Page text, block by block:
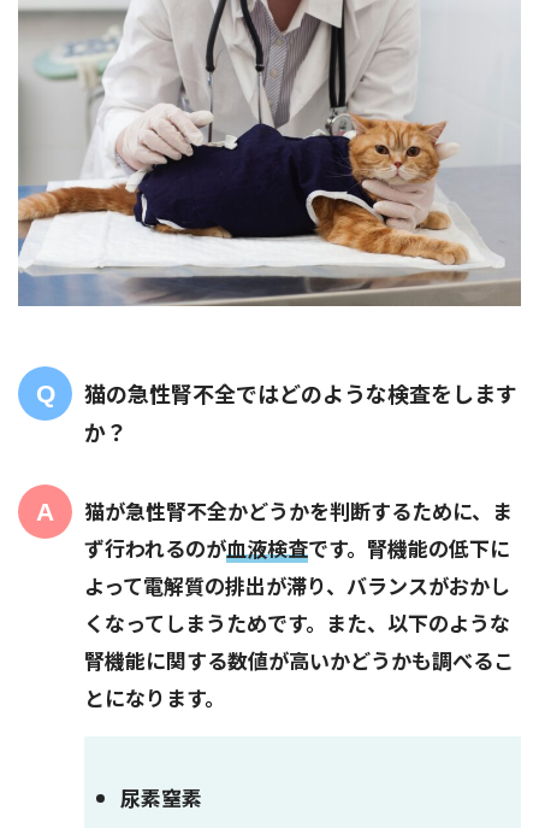
猫の急性腎不全ではどのような検査をします
か？
猫が急性腎不全かどうかを判断するために、ま
ず行われるのが血液検査です。腎機能の低下に
よって電解質の排出が滞り、バランスがおかし
くなってしまうためです。また、以下のような
腎機能に関する数値が高いかどうかも調べるこ
とになります。
尿素窒素